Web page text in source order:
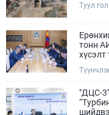
бөгөөд
Туул
чухал
тонн
хүсэлт
Монгол
"ДЦС-